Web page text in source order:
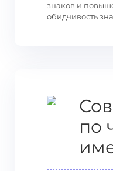
знаков и
обидчивость
по